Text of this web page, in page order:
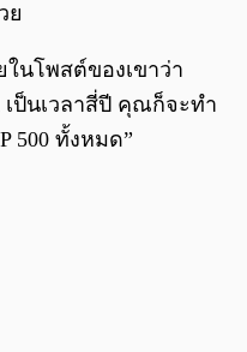
ย
ในโพสต์ของเขาว่า
เป็นเวลาสี่ปี คุณก็จะทำ
500 ทั้งหมด”